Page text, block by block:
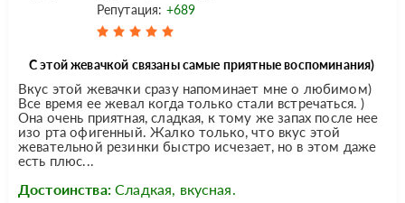
Репутация: +689
С этой жевачкой связаны самые приятные воспоминания)
Вкус этой жевачки сразу напоминает мне о любимом)
Все время ее жевал когда только стали встречаться. )
Она очень приятная, сладкая, к тому же запах после нее
изо рта офигенный. Жалко только, что вкус этой
жевательной резинки быстро исчезает, но в этом даже
есть плюс...
Достоинства: Сладкая, вкусная.